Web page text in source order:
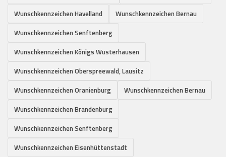
Wunschkennzeichen Havelland
Wunschkennzeichen Bernau
Wunschkennzeichen Senftenberg
Wunschkennzeichen Königs Wusterhausen
Wunschkennzeichen Oberspreewald, Lausitz
Wunschkennzeichen Oranienburg
Wunschkennzeichen Bernau
Wunschkennzeichen Brandenburg
Wunschkennzeichen Senftenberg
Wunschkennzeichen Eisenhüttenstadt